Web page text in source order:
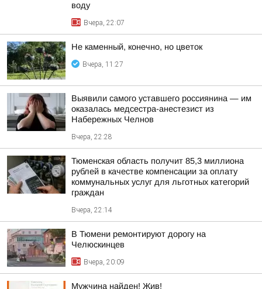
воду
Вчера, 22:07
Не каменный, конечно, но цветок
Вчера, 11:27
Выявили самого уставшего россиянина — им
оказалась медсестра-анестезист из
Набережных Челнов
Вчера, 22:28
Тюменская область получит 85,3 миллиона
рублей в качестве компенсации за оплату
коммунальных услуг для льготных категорий
граждан
Вчера, 22:14
В Тюмени ремонтируют дорогу на
Челюскинцев
Вчера, 20:09
Мужчина найден! Жив!